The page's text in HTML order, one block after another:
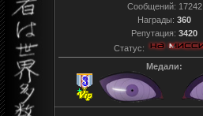
Сообщений: 17242
Награды: 360
Репутация: 3420
Статус:
Медали: